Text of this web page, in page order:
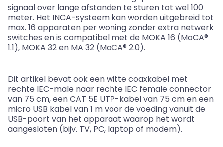
signaal over lange afstanden te sturen tot wel 100
meter. Het INCA-systeem kan worden uitgebreid tot
max. 16 apparaten per woning zonder extra netwerk
switches en is compatibel met de MOKA 16 (MoCA®
1.1), MOKA 32 en MA 32 (MoCA® 2.0).
Dit artikel bevat ook een witte coaxkabel met
rechte IEC-male naar rechte IEC female connector
van 75 cm, een CAT 5E UTP-kabel van 75 cm en een
micro USB kabel van 1 m voor de voeding vanuit de
USB-poort van het apparaat waarop het wordt
aangesloten (bijv. TV, PC, laptop of modem).